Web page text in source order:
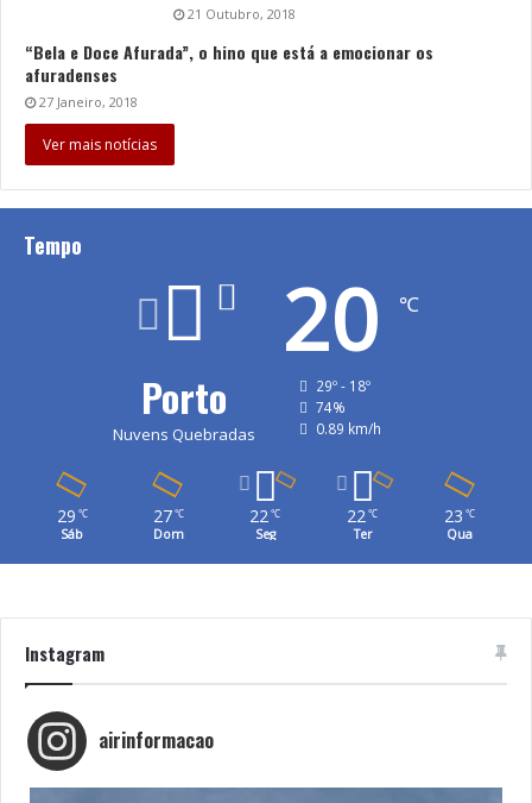
21 Outubro, 2018
“Bela e Doce Afurada”, o hino que está a emocionar os
afuradenses
27 Janeiro, 2018
Ver mais notícias
Tempo
Porto
Nuvens Quebradas
20 ℃
29º - 18º
74%
0.89 km/h
29 ℃
Sáb
27 ℃
Dom
22℃
Seg
22℃
Ter
23 ℃
Qua
Instagram
airinformacao